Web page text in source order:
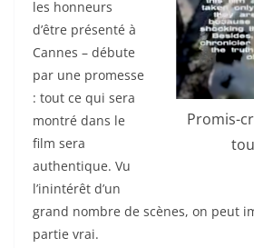
Promis-
les honneurs
d’être présenté à
Cannes – débute
par une promesse
: tout ce qui sera
montré dans le
film sera
authentique. Vu
l’inintérêt d’un
grand nombre de scènes, on peut
partie vrai.